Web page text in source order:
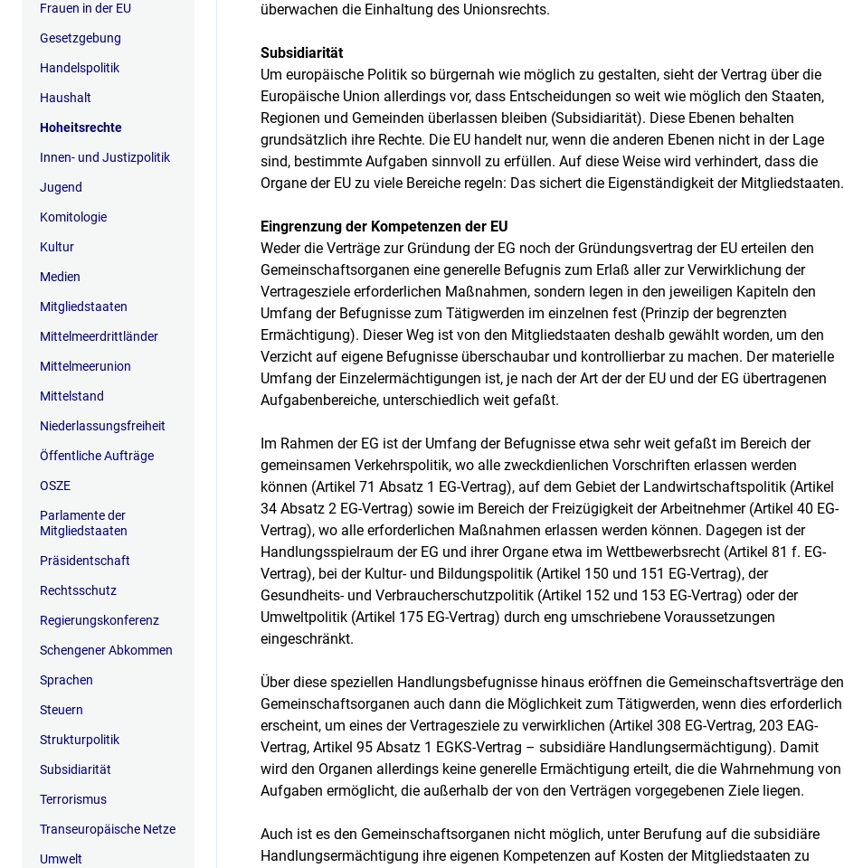
Frauen in der EU
Gesetzgebung
Handelspolitik
Haushalt
Hoheitsrechte
Innen- und Justizpolitik
Jugend
Komitologie
Kultur
Medien
Mitgliedstaaten
Mittelmeerdrittländer
Mittelmeerunion
Mittelstand
Niederlassungsfreiheit
Öffentliche Aufträge
OSZE
Parlamente der
Mitgliedstaaten
Präsidentschaft
Rechtsschutz
Regierungskonferenz
Schengener Abkommen
Sprachen
Steuern
Strukturpolitik
Subsidiarität
Terrorismus
Transeuropäische Netze
Umwelt
überwachen die Einhaltung des Unionsrechts.
Subsidiarität
Um europäische Politik so bürgernah wie möglich zu gestalten, sieht der Vertrag über die
Europäische Union allerdings vor, dass Entscheidungen so weit wie möglich den Staaten,
Regionen und Gemeinden überlassen bleiben (Subsidiarität). Diese Ebenen behalten
grundsätzlich ihre Rechte. Die EU handelt nur, wenn die anderen Ebenen nicht in der Lage
sind, bestimmte Aufgaben sinnvoll zu erfüllen. Auf diese Weise wird verhindert, dass die
Organe der EU zu viele Bereiche regeln: Das sichert die Eigenständigkeit der Mitgliedstaaten.
Eingrenzung der Kompetenzen der EU
Weder die Verträge zur Gründung der EG noch der Gründungsvertrag der EU erteilen den
Gemeinschaftsorganen eine generelle Befugnis zum Erlaß aller zur Verwirklichung der
Vertragesziele erforderlichen Maßnahmen, sondern legen in den jeweiligen Kapiteln den
Umfang der Befugnisse zum Tätigwerden im einzelnen fest (Prinzip der begrenzten
Ermächtigung). Dieser Weg ist von den Mitgliedstaaten deshalb gewählt worden, um den
Verzicht auf eigene Befugnisse überschaubar und kontrollierbar zu machen. Der materielle
Umfang der Einzelermächtigungen ist, je nach der Art der der EU und der EG übertragenen
Aufgabenbereiche, unterschiedlich weit gefaßt.
Im Rahmen der EG ist der Umfang der Befugnisse etwa sehr weit gefaßt im Bereich der
gemeinsamen Verkehrspolitik, wo alle zweckdienlichen Vorschriften erlassen werden
können (Artikel 71 Absatz 1 EG-Vertrag), auf dem Gebiet der Landwirtschaftspolitik (Artikel
34 Absatz 2 EG-Vertrag) sowie im Bereich der Freizügigkeit der Arbeitnehmer (Artikel 40 EG-
Vertrag), wo alle erforderlichen Maßnahmen erlassen werden können. Dagegen ist der
Handlungsspielraum der EG und ihrer Organe etwa im Wettbewerbsrecht (Artikel 81 f. EG-
Vertrag), bei der Kultur- und Bildungspolitik (Artikel 150 und 151 EG-Vertrag), der
Gesundheits- und Verbraucherschutzpolitik (Artikel 152 und 153 EG-Vertrag) oder der
Umweltpolitik (Artikel 175 EG-Vertrag) durch eng umschriebene Voraussetzungen
eingeschränkt.
Über diese speziellen Handlungsbefugnisse hinaus eröffnen die Gemeinschaftsverträge den
Gemeinschaftsorganen auch dann die Möglichkeit zum Tätigwerden, wenn dies erforderlich
erscheint, um eines der Vertragesziele zu verwirklichen (Artikel 308 EG-Vertrag, 203 EAG-
Vertrag, Artikel 95 Absatz 1 EGKS-Vertrag – subsidiäre Handlungsermächtigung). Damit
wird den Organen allerdings keine generelle Ermächtigung erteilt, die die Wahrnehmung von
Aufgaben ermöglicht, die außerhalb der von den Verträgen vorgegebenen Ziele liegen.
Auch ist es den Gemeinschaftsorganen nicht möglich, unter Berufung auf die subsidiäre
Handlungsermächtigung ihre eigenen Kompetenzen auf Kosten der Mitgliedstaaten zu